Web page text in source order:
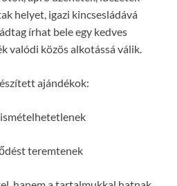
helyet, igazi kincsesládává
írhat bele egy kedves
valódi közös alkotássá válik.
ajándékok:
teremtenek